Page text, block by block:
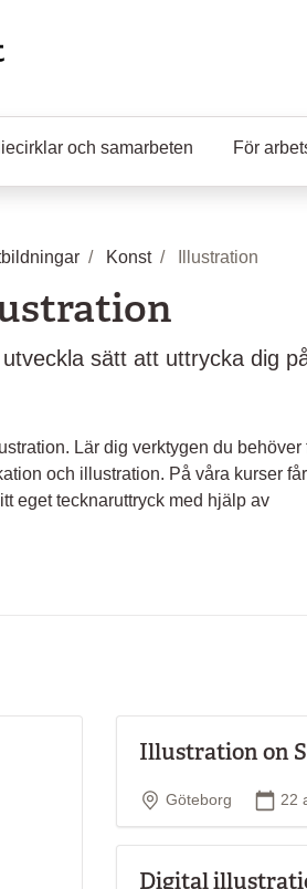
och samarbeten För
Konst Illustration
sätt att uttrycka dig
Lär dig verktygen du behöver
och illustration. På våra kurser
eget tecknaruttryck med hjälp av
Illustration on
Plats
Göteborg 22
Digital